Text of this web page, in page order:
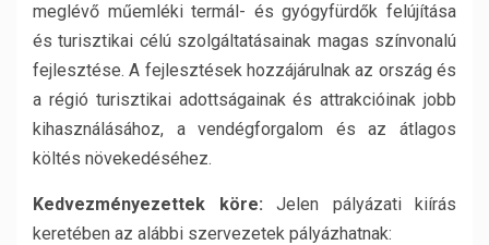
meglévő műemléki termál- és gyógyfürdők felújítása
és turisztikai célú szolgáltatásainak magas színvonalú
fejlesztése. A fejlesztések hozzájárulnak az ország és
a régió turisztikai adottságainak és attrakcióinak jobb
kihasználásához, a vendégforgalom és az átlagos
költés növekedéséhez.
Kedvezményezettek köre: Jelen pályázati kiírás
keretében az alábbi szervezetek pályázhatnak: